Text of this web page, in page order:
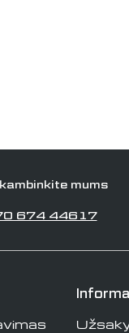
mums
674 44617